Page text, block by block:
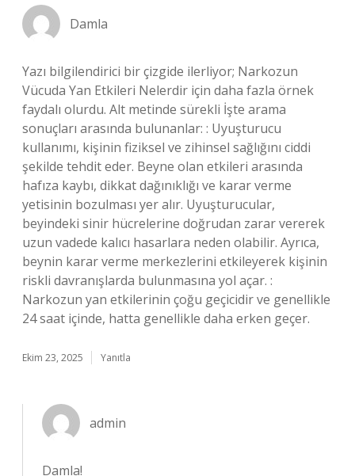
Damla
Yazı bilgilendirici bir çizgide ilerliyor; Narkozun
Vücuda Yan Etkileri Nelerdir için daha fazla örnek
faydalı olurdu. Alt metinde sürekli İşte arama
sonuçları arasında bulunanlar: : Uyuşturucu
kullanımı, kişinin fiziksel ve zihinsel sağlığını ciddi
şekilde tehdit eder. Beyne olan etkileri arasında
hafıza kaybı, dikkat dağınıklığı ve karar verme
yetisinin bozulması yer alır. Uyuşturucular,
beyindeki sinir hücrelerine doğrudan zarar vererek
uzun vadede kalıcı hasarlara neden olabilir. Ayrıca,
beynin karar verme merkezlerini etkileyerek kişinin
riskli davranışlarda bulunmasına yol açar. :
Narkozun yan etkilerinin çoğu geçicidir ve genellikle
24 saat içinde, hatta genellikle daha erken geçer.
Ekim 23, 2025 Yanıtla
admin
Damla!